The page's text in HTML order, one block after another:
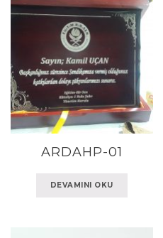
ARDAHP-01
DEVAMINI OKU